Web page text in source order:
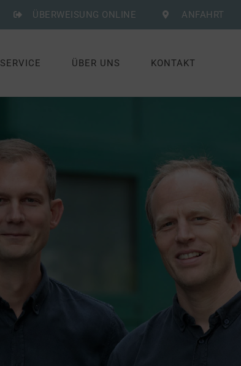
ÜBERWEISUNG ONLINE ANFAHRT
SERVICE ÜBER UNS KONTAKT